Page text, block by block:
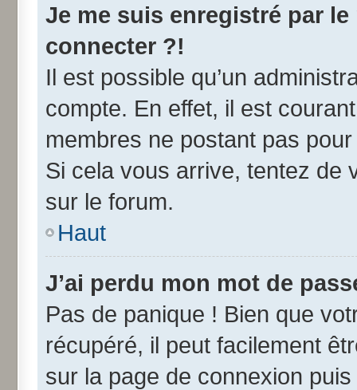
Je me suis enregistré par
connecter ?!
Il est possible qu’un
compte. En effet, il est
membres ne postant pas
Si cela vous arrive, tentez de
sur le forum.
Haut
J’ai perdu mon mot de
Pas de panique ! Bien que
récupéré, il peut facilement
sur la page de connexion